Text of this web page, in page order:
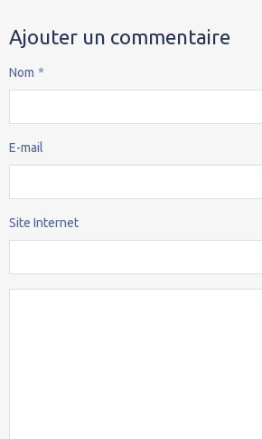
Ajouter un commentaire
Nom
E-mail
Site Internet